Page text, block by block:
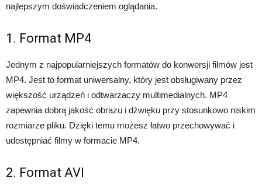
najlepszym doświadczeniem oglądania.
1. Format MP4
Jednym z najpopularniejszych formatów do konwersji filmów jest
MP4. Jest to format uniwersalny, który jest obsługiwany przez
większość urządzeń i odtwarzaczy multimedialnych. MP4
zapewnia dobrą jakość obrazu i dźwięku przy stosunkowo niskim
rozmiarze pliku. Dzięki temu możesz łatwo przechowywać i
udostępniać filmy w formacie MP4.
2. Format AVI